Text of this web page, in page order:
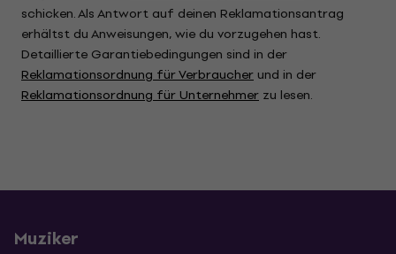
schicken. Als Antwort auf deinen Reklamationsantrag
erhältst du Anweisungen, wie du vorzugehen hast.
Detaillierte Garantiebedingungen sind in der
Reklamationsordnung für Verbraucher und in der
Reklamationsordnung für Unternehmer zu lesen.
Muziker